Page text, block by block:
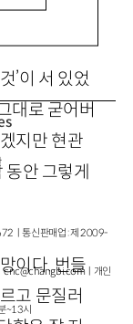
’이 서 있었
대로 굳어버
지만 현관
동안 그렇게
이다. 번들
고 문질러
ㅣ통신판매업 : 제 2009-
cnc@changbi.com ㅣ개인
~13시